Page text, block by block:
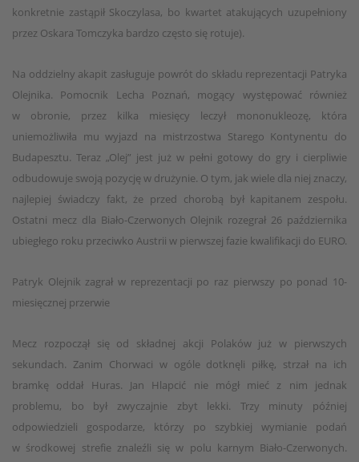
konkretnie zastąpił Skoczylasa, bo kwartet atakujących uzupełniony
przez Oskara Tomczyka bardzo często się rotuje).
Na oddzielny akapit zasługuje powrót do składu reprezentacji Patryka
Olejnika. Pomocnik Lecha Poznań, mogący występować również
w obronie, przez kilka miesięcy leczył mononukleozę, która
uniemożliwiła mu wyjazd na mistrzostwa Starego Kontynentu do
Budapesztu. Teraz „Olej” jest już w pełni gotowy do gry i cierpliwie
odbudowuje swoją pozycję w drużynie. O tym, jak wiele dla niej znaczy,
najlepiej świadczy fakt, że przed chorobą był kapitanem zespołu.
Ostatni mecz dla Biało-Czerwonych Olejnik rozegrał 26 października
ubiegłego roku przeciwko Austrii w pierwszej fazie kwalifikacji do EURO.
Patryk Olejnik zagrał w reprezentacji po raz pierwszy po ponad 10-
miesięcznej przerwie
Mecz rozpoczął się od składnej akcji Polaków już w pierwszych
sekundach. Zanim Chorwaci w ogóle dotknęli piłkę, strzał na ich
bramkę oddał Huras. Jan Hlapcić nie mógł mieć z nim jednak
problemu, bo był zwyczajnie zbyt lekki. Trzy minuty później
odpowiedzieli gospodarze, którzy po szybkiej wymianie podań
w środkowej strefie znaleźli się w polu karnym Biało-Czerwonych.